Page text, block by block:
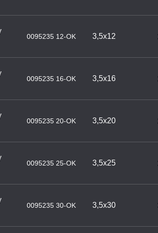
0095235 12-OK 3,5х12
0095235 16-OK 3,5х16
0095235 20-OK 3,5х20
0095235 25-OK 3,5х25
0095235 30-OK 3,5х30